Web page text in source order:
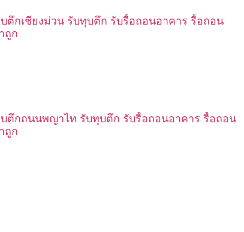
ตึกเชียงม่วน รับทุบตึก รับรื้อถอนอาคาร รื้อถอน
ถูก
บตึกถนนพญาไท รับทุบตึก รับรื้อถอนอาคาร รื้อถอน
ถูก